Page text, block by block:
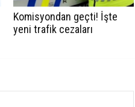
Komisyondan geçti! İşte
yeni trafik cezaları